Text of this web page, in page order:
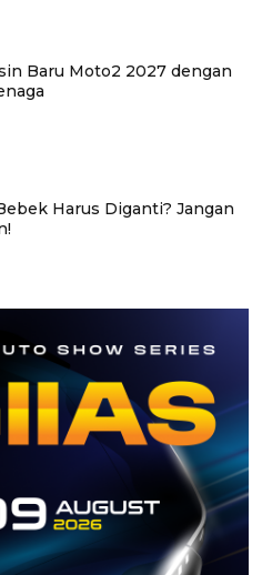
Baru Moto2 2027 dengan
Harus Diganti? Jangan